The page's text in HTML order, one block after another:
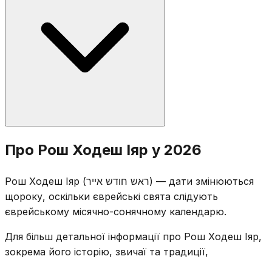
Ізраїлі Йом га-Зікарон (4-те) та Йом га-Ацмаут (5-
те) також припадають на іяр. Місяць пов'язаний із
зціленням — єврейські літери слова «іяр» є
абревіатурою «Ані Гашем Рофеха» (Я Господь,
Читаються стандартні молитви Рош Ходеш:
половинний Халель, Яале ве-Яво, читання Тори та
Мусаф. Оскільки Рош Ходеш Іяр припадає на період
Омера, відлік Омера продовжується під час вечірніх
служб. Напівтраурні звичаї Омера залишаються
чинними в сам Рош Ходеш.
Про Рош Ходеш Іяр у 2026
Рош Ходеш Іяр (ראש חודש אייר) — дати змінюються
щороку, оскільки єврейські свята слідують
єврейському місячно-сонячному календарю.
Для більш детальної інформації про Рош Ходеш Іяр,
зокрема його історію, звичаї та традиції,